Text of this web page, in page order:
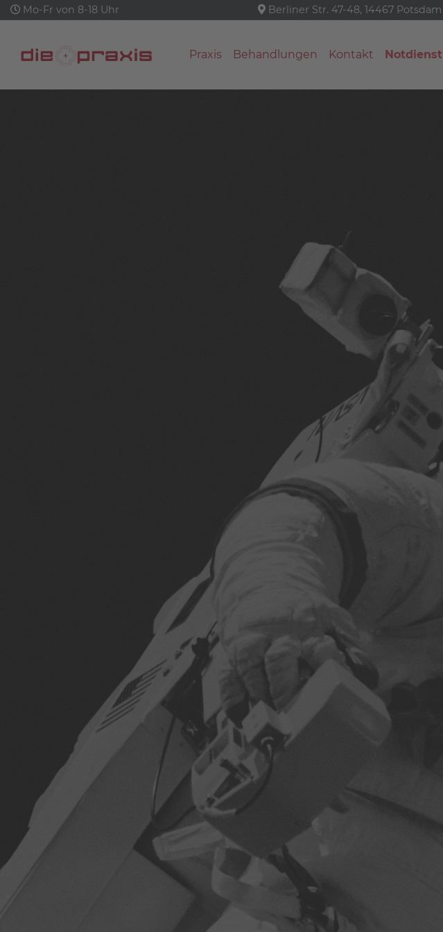
Mo-Fr von 8-18 Uhr Berliner Str. 47-48, 14467 Potsdam
Praxis Behandlungen Kontakt Notdienst